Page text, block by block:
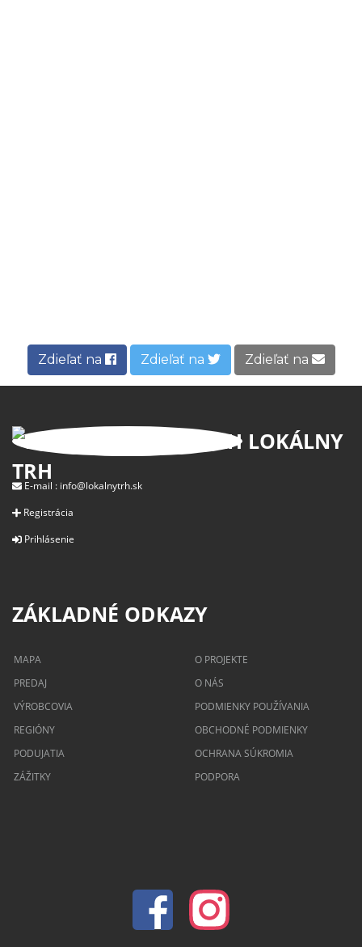
Zdieľať na Zdieľať na Zdieľať na
LOKÁLNY
TRH
E-mail : info@lokalnytrh.sk
Registrácia
Prihlásenie
ZÁKLADNÉ ODKAZY
MAPA
PREDAJ
VÝROBCOVIA
REGIÓNY
PODUJATIA
ZÁŽITKY
O PROJEKTE
O NÁS
PODMIENKY POUŽÍVANIA
OBCHODNÉ PODMIENKY
OCHRANA SÚKROMIA
PODPORA